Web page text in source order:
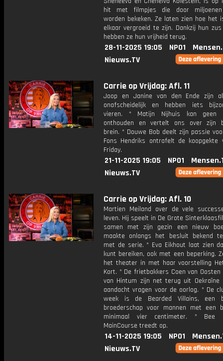
hit met filmpjes die door miljoenen
worden bekeken. Ze laten zien hoe het
elkaar vergroeid te zijn. Dankzij hun zus
hebben ze hun vrijheid terug.
28-11-2025 19:05 NPO1
Nieuws.TV
Carrie op Vrijdag: Afl. 11
Joop en Janine van den Ende zijn
onafscheidelijk en hebben iets
vieren. * Matijn Nijhuis kan geen
onthouden en vertelt ons over zijn
brein. * Douwe Bob deelt zijn passie
Fons Hendriks ontrafelt de koopgekte
Friday.
21-11-2025 19:05 NPO1
Nieuws.TV
Carrie op Vrijdag: Afl. 10
Martien Meiland over de vele
leven. Hij speelt in De Grote
samen met zijn gezin een nieuw
maakte onlangs het besluit bekend
met de serie. * Eva Eikhout laat zien
kunt bereiken, ook met een beperking.
het theater in met haar voorstelling
Kort. * De frietbakkers Coen van Oosten
van Hintum zijn net terug uit Oekraïne
aandacht vragen voor de oorlog. * De
week is de Bearded Villains, een
broederschap voor mannen met een
minimaal vier centimeter. * Bee
MainCourse treedt op.
14-11-2025 19:05 NPO1
Nieuws.TV